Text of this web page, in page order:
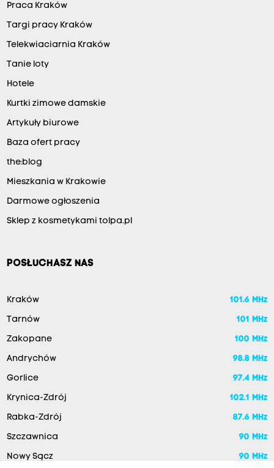
Praca Kraków
Targi pracy Kraków
Telekwiaciarnia Kraków
Tanie loty
Hotele
Kurtki zimowe damskie
Artykuły biurowe
Baza ofert pracy
the:blog
Mieszkania w Krakowie
Darmowe ogłoszenia
Sklep z kosmetykami tolpa.pl
POSŁUCHASZ NAS
Kraków 101.6 MHz
Tarnów 101 MHz
Zakopane 100 MHz
Andrychów 98.8 MHz
Gorlice 97.4 MHz
Krynica-Zdrój 102.1 MHz
Rabka-Zdrój 87.6 MHz
Szczawnica 90 MHz
Nowy Sącz 90 MHz